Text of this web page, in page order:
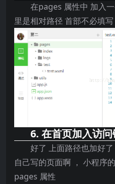
在pages 属性中 加入
里是相对路径 首部不必填
6. 在首页加入访
好了 上面路径也加好
自己写的页面啊 ， 小程序
pages 属性